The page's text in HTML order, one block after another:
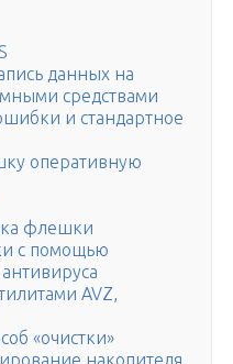
данных на
средствами
и стандартное
оперативную
флешки
с помощью
AVZ,
«очистки»
накопителя